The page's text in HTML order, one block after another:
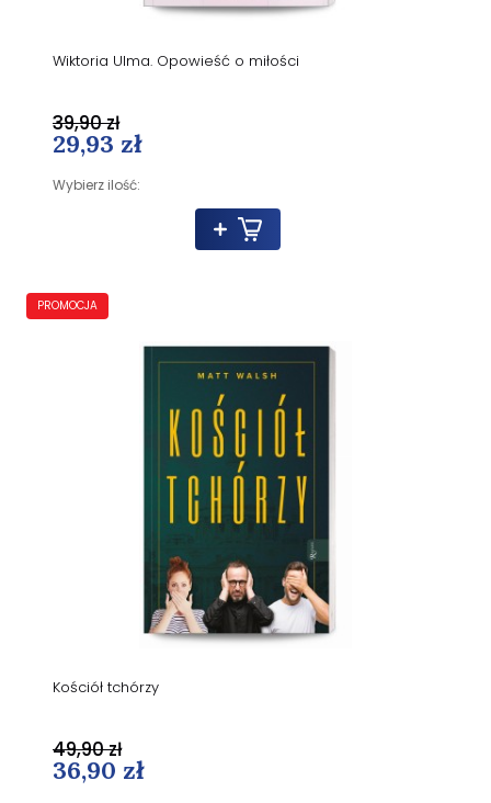
Wiktoria Ulma. Opowieść o miłości
29,93 zł
Wybierz ilość:
39,90 zł
Kościół tchórzy
36,90 zł
49,90 zł
PROMOCJA